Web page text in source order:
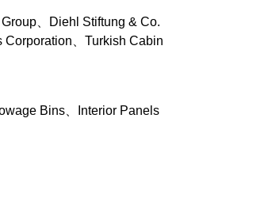
、Diehl Stiftung & Co.
Corporation、Turkish Cabin
Bins、Interior Panels